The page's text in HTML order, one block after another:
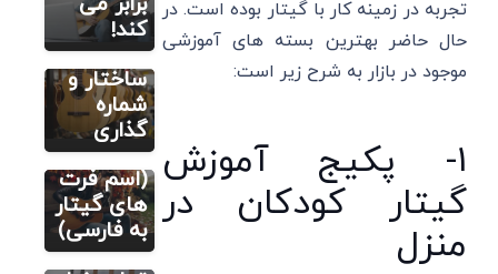
تجربه در زمینه کار با گیتار بوده است. در
حال حاضر بهترین بسته های آموزشی
موجود در بازار به شرح زیر است:
۱- پکیج آموزش
گیتار کودکان در
منزل
کند!
راهنمای
جامع
ساختار و
شماره
گذاری
آموزش
تصویری گیتار
پرده و نیم
پرده در
گیتار
(اسم فرت
های گیتار
به فارسی)
آموزش
تصویری گیتار
6 بهترین
مارک انواع
گیتار در